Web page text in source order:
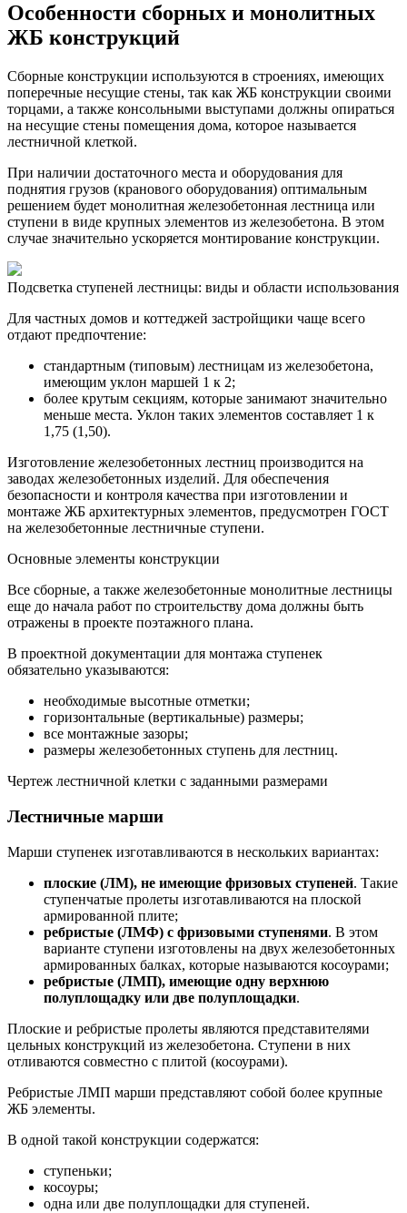
Особенности сборных и монолитных
ЖБ конструкций
Сборные конструкции используются в строениях, имеющих
поперечные несущие стены, так как ЖБ конструкции своими
торцами, а также консольными выступами должны опираться
на несущие стены помещения дома, которое называется
лестничной клеткой.
При наличии достаточного места и оборудования для
поднятия грузов (кранового оборудования) оптимальным
решением будет монолитная железобетонная лестница или
ступени в виде крупных элементов из железобетона. В этом
случае значительно ускоряется монтирование конструкции.
Подсветка ступеней лестницы: виды и области использования
Для частных домов и коттеджей застройщики чаще всего
отдают предпочтение:
стандартным (типовым) лестницам из железобетона,
имеющим уклон маршей 1 к 2;
более крутым секциям, которые занимают значительно
меньше места. Уклон таких элементов составляет 1 к
1,75 (1,50).
Изготовление железобетонных лестниц производится на
заводах железобетонных изделий. Для обеспечения
безопасности и контроля качества при изготовлении и
монтаже ЖБ архитектурных элементов, предусмотрен ГОСТ
на железобетонные лестничные ступени.
Основные элементы конструкции
Все сборные, а также железобетонные монолитные лестницы
еще до начала работ по строительству дома должны быть
отражены в проекте поэтажного плана.
В проектной документации для монтажа ступенек
обязательно указываются:
необходимые высотные отметки;
горизонтальные (вертикальные) размеры;
все монтажные зазоры;
размеры железобетонных ступень для лестниц.
Чертеж лестничной клетки с заданными размерами
Лестничные марши
Марши ступенек изготавливаются в нескольких вариантах:
плоские (ЛМ), не имеющие фризовых ступеней. Такие
ступенчатые пролеты изготавливаются на плоской
армированной плите;
ребристые (ЛМФ) с фризовыми ступенями. В этом
варианте ступени изготовлены на двух железобетонных
армированных балках, которые называются косоурами;
ребристые (ЛМП), имеющие одну верхнюю
полуплощадку или две полуплощадки.
Плоские и ребристые пролеты являются представителями
цельных конструкций из железобетона. Ступени в них
отливаются совместно с плитой (косоурами).
Ребристые ЛМП марши представляют собой более крупные
ЖБ элементы.
В одной такой конструкции содержатся:
ступеньки;
косоуры;
одна или две полуплощадки для ступеней.